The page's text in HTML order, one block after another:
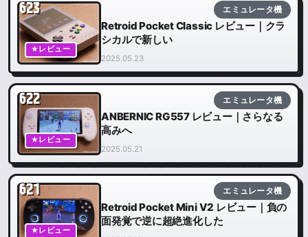
★レビュー
623 エミュレータ機
Retroid Pocket Classic レビュー｜クラ
シカルで新しい
2025.05.23
★レビュー
622 エミュレータ機
ANBERNIC RG557 レビュー｜さらなる
高みへ
2025.05.21
★レビュー
621 エミュレータ機
Retroid Pocket Mini V2 レビュー｜負の
面発覚で逆に超絶進化した